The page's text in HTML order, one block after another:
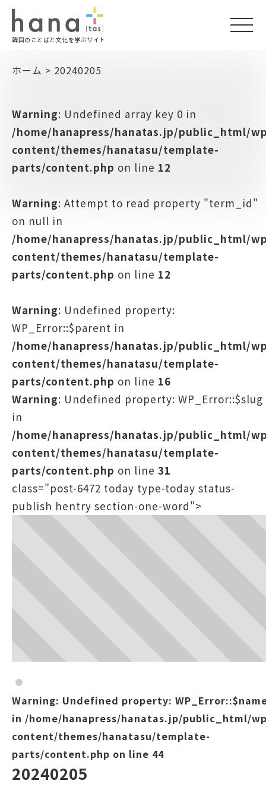
韓国のことばと文化を学ぶサイト
ホーム > 20240205
Warning: Undefined array key 0 in
/home/hanapress/hanatas.jp/public_html/
content/themes/hanatasu/template-
parts/content.php on line 12
Warning: Attempt to read property "term_id"
on null in
/home/hanapress/hanatas.jp/public_html/
content/themes/hanatasu/template-
parts/content.php on line 12
Warning: Undefined property:
WP_Error::$parent in
/home/hanapress/hanatas.jp/public_html/
content/themes/hanatasu/template-
parts/content.php on line 16
Warning: Undefined property: WP_Error::$slug
in
/home/hanapress/hanatas.jp/public_html/
content/themes/hanatasu/template-
parts/content.php on line 31
class="post-6472 today type-today status-
publish hentry section-one-word">
Warning: Undefined property:
in /home/hanapress/hanatas.jp/public_html/
content/themes/hanatasu/template-
parts/content.php on line 44
20240205